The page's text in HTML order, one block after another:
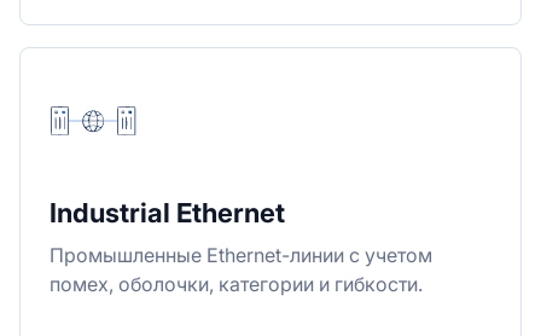
Industrial Ethernet
Промышленные Ethernet-линии с учетом
помех, оболочки, категории и гибкости.